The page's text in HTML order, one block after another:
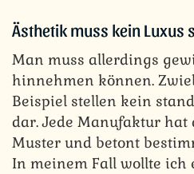
Ästhetik muss kein Luxus
Man muss allerdings
hinnehmen können.
Beispiel stellen kein
dar. Jede Manufaktur hat
Muster und betont
In meinem Fall wollte ich